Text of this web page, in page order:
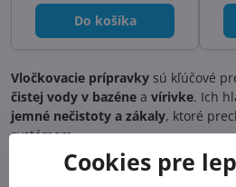
Do košíka
Vločkovacie prípravky sú kľúčové
čistej vody v bazéne a vírivke. Ich
jemné nečistoty a zákaly, ktoré
systémom.
Účinné zloženie našich
vločkovačov
Cookies pre